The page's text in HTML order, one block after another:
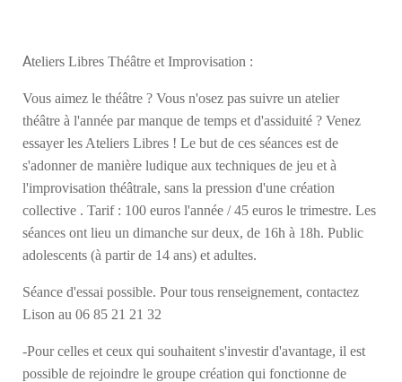
Ateliers Libres Théâtre et Improvisation :
Vous aimez le théâtre ? Vous n'osez pas suivre un atelier
théâtre à l'année par manque de temps et d'assiduité ? Venez
essayer les Ateliers Libres ! Le but de ces séances est de
s'adonner de manière ludique aux techniques de jeu et à
l'improvisation théâtrale, sans la pression d'une création
collective . Tarif : 100 euros l'année / 45 euros le trimestre. Les
séances ont lieu un dimanche sur deux, de 16h à 18h. Public
adolescents (à partir de 14 ans) et adultes.
Séance d'essai possible. Pour tous renseignement, contactez
Lison au 06 85 21 21 32
-Pour celles et ceux qui souhaitent s'investir d'avantage, il est
possible de rejoindre le groupe création qui fonctionne de